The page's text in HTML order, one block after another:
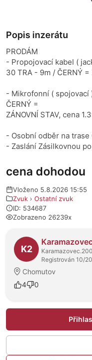
cena dohodou
Vloženo 5.8.2026 15:55
Zvuk › Ostatní zvuk
ID: 534687
Zobrazeno 26239x
O prodejci
K2
Registrován 10/
Chomutov
4
0
Popis inzerátu
PRODÁM
- Propojovací kabel (
30 TRA - 9m / ČERNÝ =
- Mikrofonní ( spojovací
ČERNÝ =
ZÁNOVNÍ STAV, cena
- Osobní odběr na
- Zaslání Zásilkovnou